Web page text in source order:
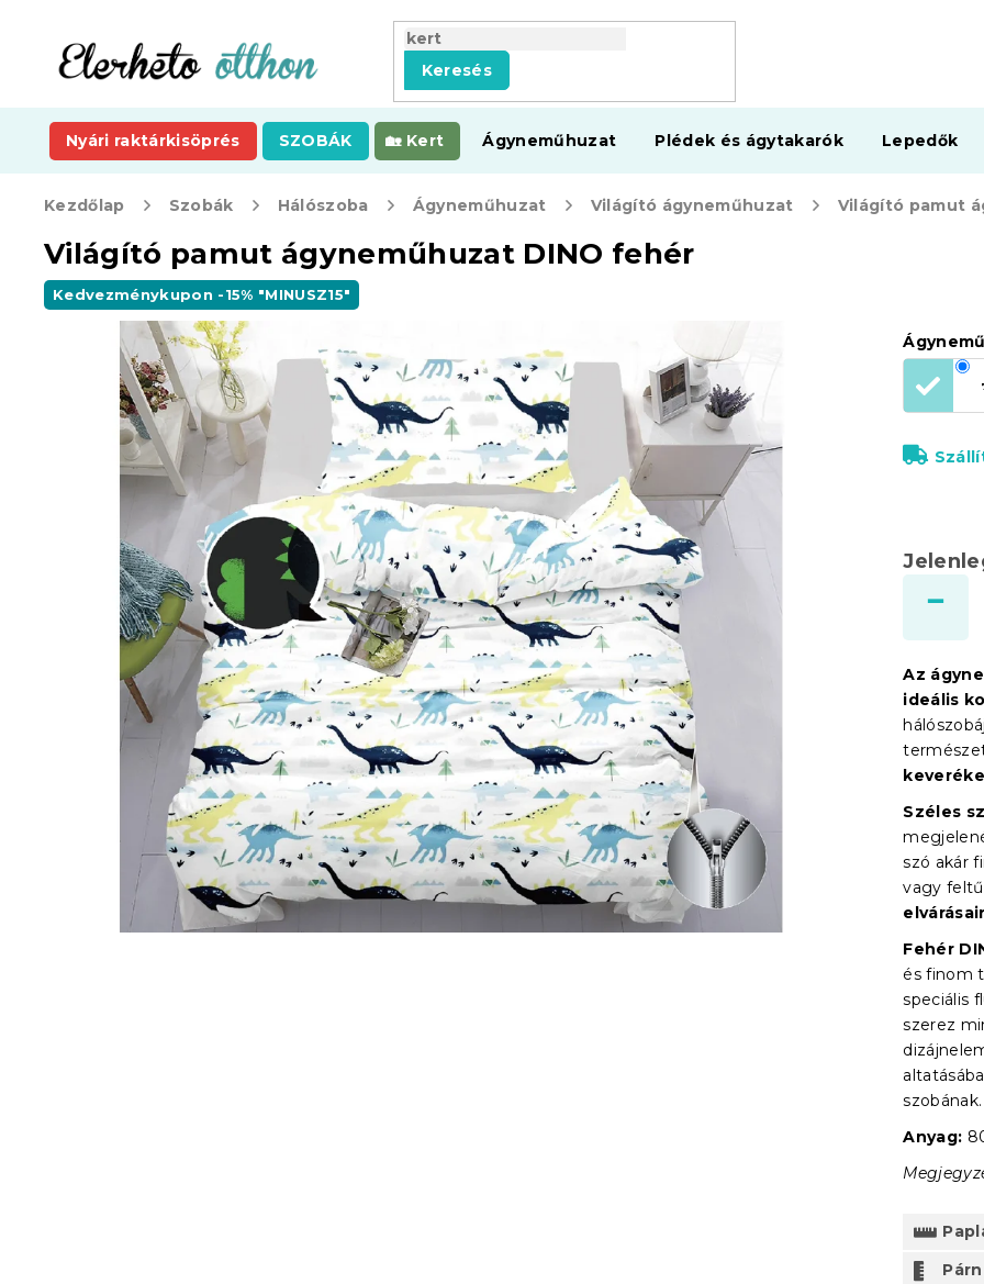
tartalomhoz
Keresés
Nyári raktárkisöprés SZOBÁK Kert Ágyneműhuzat Plédek és ágytakarók Lepedők
Kezdőlap Szobák Hálószoba Ágyneműhuzat Világító ágyneműhuzat
Világító pamut ágyneműhuzat DINO fehér
Kedvezménykupon -15% "MINUSZ15"
Az
ideális
Széles
szó akár
vagy
Fehér
és finom
speciális
szerez
szobának.
Anyag: